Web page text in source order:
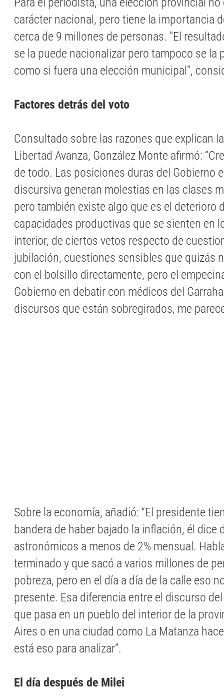
carácter nacional, pero tiene la importancia
cerca de 9 millones de personas. "El
se la puede nacionalizar pero tampoco se la
como si fuera una elección municipal”,
Factores detrás del voto
Consultado sobre las razones que explican
Libertad Avanza, González Monte afirmó:
de todo. Las posiciones duras del Gobierno
discursiva generan molestias en las clases
pero también existe algo que es el deterioro
capacidades productivas que se sienten en
interior, de ciertos vetos respecto de
jubilación, cuestiones sensibles que quizás
con el bolsillo directamente, pero el
Gobierno en debatir con médicos del
discursos que están sobregirados, me
Sobre la economía, añadió: “El presidente
bandera de haber bajado la inflación, él dice
astronómicos a menos de 2% mensual.
terminado y que sacó a varios millones de
pobreza, pero en el día a día de la calle eso
presente. Esa diferencia entre el discurso
que pasa en un pueblo del interior de la
Aires o en una ciudad como La Matanza
está eso para analizar”.
El día después de Milei